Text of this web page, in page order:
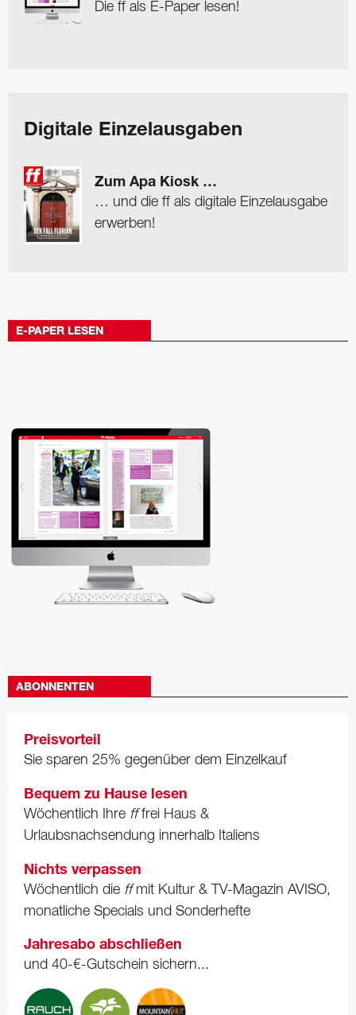
Die ff als E-Paper lesen!
Digitale Einzelausgaben
Zum Apa Kiosk …
… und die ff als digitale Einzelausgabe
erwerben!
E-PAPER LESEN
ABONNENTEN
Preisvorteil
Sie sparen 25% gegenüber dem Einzelkauf
Bequem zu Hause lesen
Wöchentlich Ihre fffrei Haus &
Urlaubsnachsendung innerhalb Italiens
Nichts verpassen
Wöchentlich die ffmit Kultur & TV-Magazin AVISO,
monatliche Specials und Sonderhefte
Jahresabo abschließen
und 40-€-Gutschein sichern...